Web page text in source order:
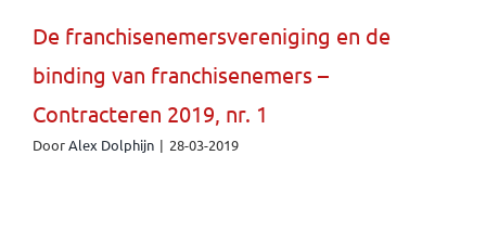
De franchisenemersvereniging en de
binding van franchisenemers –
Contracteren 2019, nr. 1
DoorAlex Dolphijn | 28-03-2019